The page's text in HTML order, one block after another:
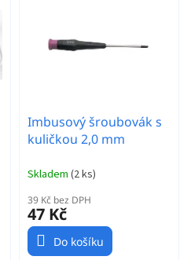
Imbusový šroubovák s
kuličkou 2,0 mm
Skladem (2 ks)
39 Kč bez DPH
47 Kč
Do košíku